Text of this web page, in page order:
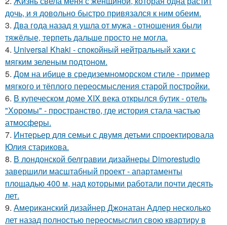
дочь, и я довольно быстро привязался к ним обеим.
3. Два года назад я ушла от мужа - отношения были
тяжёлые, терпеть дальше просто не могла.
4. Universal Khaki - спокойный нейтральный хаки с
мягким зеленым подтоном.
5. Дом на ибице в средиземноморском стиле - пример
мягкого и тёплого переосмысления старой постройки.
6. В купеческом доме XIX века открылся бутик - отель
"Хоромы" - пространство, где история стала частью
атмосферы.
7. Интерьер для семьи с двумя детьми спроектировала
Юлия старикова.
8. В лондонской белгравии дизайнеры Dimorestudio
завершили масштабный проект - апартаменты
площадью 400 м, над которыми работали почти десять
лет.
9. Американский дизайнер Джонатан Адлер несколько
лет назад полностью переосмыслил свою квартиру в